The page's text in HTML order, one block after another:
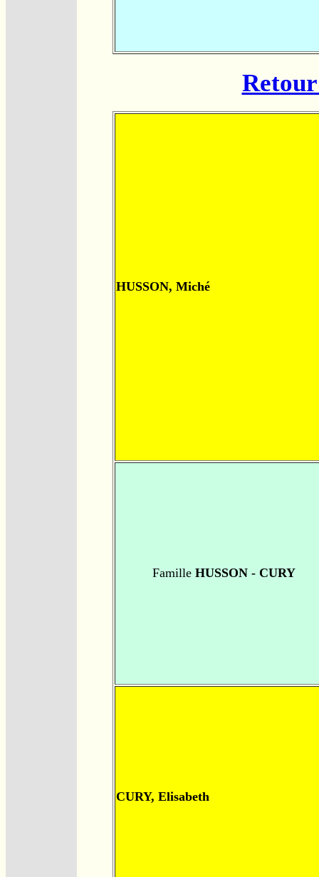
HUSSON, Miché
Famille HUSSON - CURY
CURY, Elisabeth